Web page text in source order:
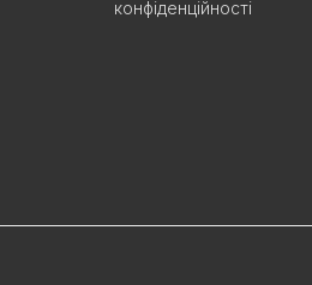
конфіденційності